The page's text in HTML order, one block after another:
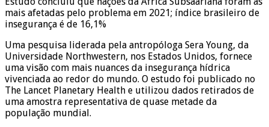
mais afetadas pelo problema em 2021; índice brasileiro de
insegurança é de 16,1%
Uma pesquisa liderada pela antropóloga Sera Young, da
Universidade Northwestern, nos Estados Unidos, fornece
uma visão com mais nuances da insegurança hídrica
vivenciada ao redor do mundo. O estudo foi publicado no
The Lancet Planetary Health e utilizou dados retirados de
uma amostra representativa de quase metade da
população mundial.